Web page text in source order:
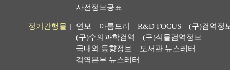
사전정보공표
정기간행물 연보 아름드리 R&D FOCUS
(구)검역정
(구)수의과학검역
(구)식물검역정보
국내외 동향정보
도서관 뉴스레터
검역본부 뉴스레터